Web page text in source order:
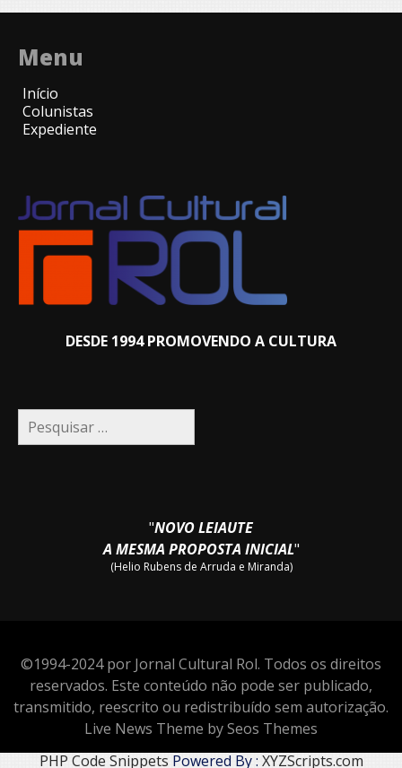
Menu
Início
Colunistas
Expediente
DESDE 1994 PROMOVENDO A CULTURA
Pesquisar
por:
"NOVO LEIAUTE
A MESMA PROPOSTA INICIAL"
(Helio Rubens de Arruda e Miranda)
©1994-2024 por Jornal Cultural Rol. Todos os direitos
reservados. Este conteúdo não pode ser publicado,
transmitido, reescrito ou redistribuído sem autorização.
Live News Theme by Seos Themes
PHP Code Snippets Powered By : XYZScripts.com